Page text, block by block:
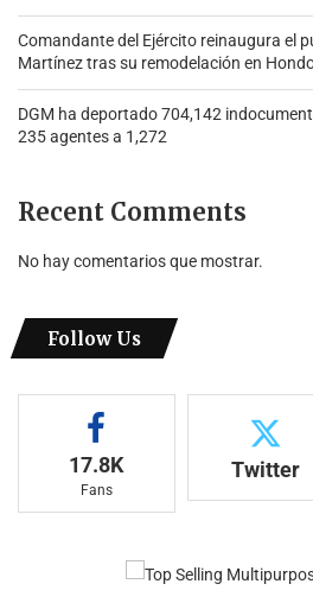
Comandante del Ejército reinaugura el
Martínez tras su remodelación en
DGM ha deportado 704,142
235 agentes a 1,272
Recent Comments
No hay comentarios que mostrar.
Follow Us
17.8K
Fans
Twitter